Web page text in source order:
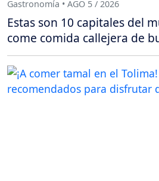
Gastronomía • AGO 5 / 2026
Estas son 10 capitales del
come comida callejera de